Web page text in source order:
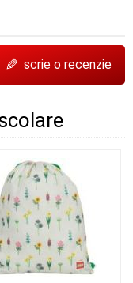
✎ scrie o recenzie